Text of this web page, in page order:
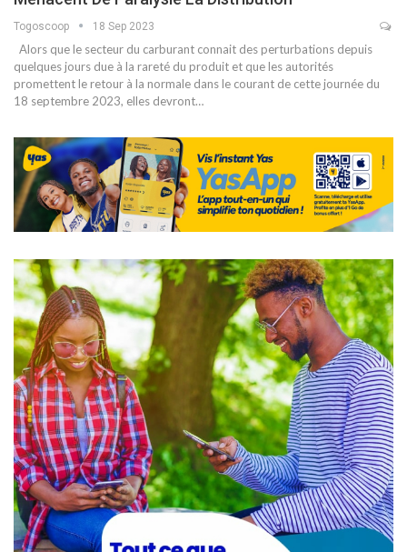
Togoscoop 18 Sep 2023
Alors que le secteur du carburant connait des perturbations depuis
quelques jours due à la rareté du produit et que les autorités
promettent le retour à la normale dans le courant de cette journée du
18 septembre 2023, elles devront…